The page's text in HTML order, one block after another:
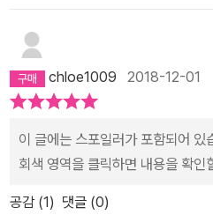
진짜 나의 모습은 무엇인가? 타인에
는 모습과의 괴리감에서 허무가 몰
나날을 보내고 있는 착한 사람으로
야. 네가 그렇게 착하지 않아도 되면
주었으면 덜 힘겨웠을까?‘항상 좋은
없고. 대부분 사람들은 그 사이 어딘
게 아니다. 삶은 행동으로 쓰는 거다
주었으면 좀 나아졌을까? 생각을 했
책이다. 내가 가진 생각에 대해 죄책
을 수 있게 이 책은 이야기로서 도와
준다. 그래서 이야기에 흠뻑 빠질수
나는 핑- 눈물이 고였는데, 코너가
러서는 손으로 입을 막고 눈물을 흘
지 않다. 그렇지만 진실을 말했을 때
야하는상황이 되고 드디어 코너 자
던 이야기를 꺼내는데...책중간 중간
아까운 그래도 좋은 책을 선물하는것
chloe1009 2018-12-01
이 글에는 스포일러가 포함되어 있
회색 영역을 클릭하면 내용을 확인
공감 (1) 댓글 (0)